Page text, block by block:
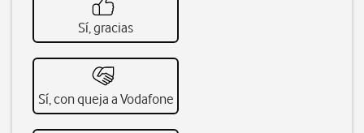
Sí, gracias
Sí, con queja a Vodafone